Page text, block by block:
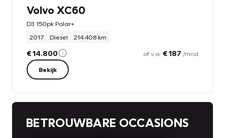
Volvo XC60
D3 150pk Polar+
2017
Diesel 214.408 km
€ 14.800 of v.a. € 187 /mnd
Bekijk
BETROUWBARE OCCASIONS